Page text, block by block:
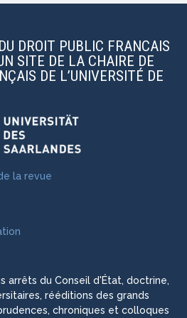
DROIT PUBLIC FRANCAIS
SITE DE LA CHAIRE DE
DE L’UNIVERSITÉ DE
la revue
arrêts du Conseil d'État, doctrine,
rééditions des grands
chroniques et colloques